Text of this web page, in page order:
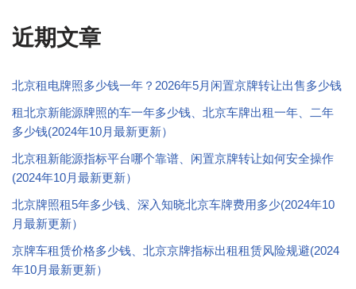
近期文章
北京租电牌照多少钱一年？2026年5月闲置京牌转让出售多少钱
租北京新能源牌照的车一年多少钱、北京车牌出租一年、二年
多少钱(2024年10月最新更新）
北京租新能源指标平台哪个靠谱、闲置京牌转让如何安全操作
(2024年10月最新更新）
北京牌照租5年多少钱、深入知晓北京车牌费用多少(2024年10
月最新更新）
京牌车租赁价格多少钱、北京京牌指标出租租赁风险规避(2024
年10月最新更新）